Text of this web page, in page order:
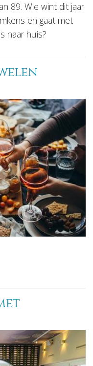
89. Wie wint dit jaar
en gaat met
naar huis?